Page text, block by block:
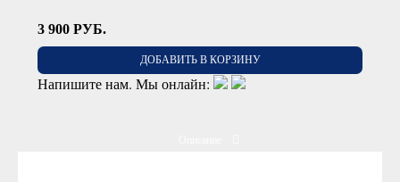
3 900 РУБ.
ДОБАВИТЬ В КОРЗИНУ
Напишите нам. Мы онлайн: